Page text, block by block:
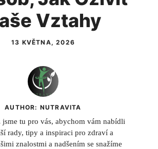
Vztahy
13 KVĚTNA, 2026
AUTHOR: NUTRAVITA
jsme tu pro vás, abychom vám nabídli
rady, tipy a inspiraci pro zdraví a
znalostmi a nadšením se snažíme